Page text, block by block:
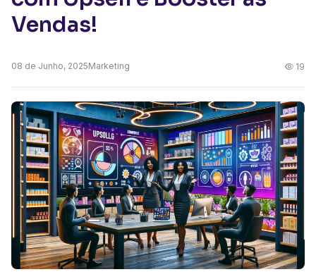
Vendas!
08 de Junho, 2025Marketing 19